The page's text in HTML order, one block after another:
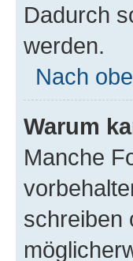
Dadurch
werden.
Nach
Warum
Manche
schreiben